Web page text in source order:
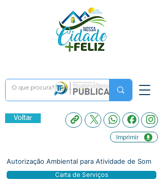
Voltar
Imprimir
Autorização Ambiental para Atividade de Som
Carta de Serviços